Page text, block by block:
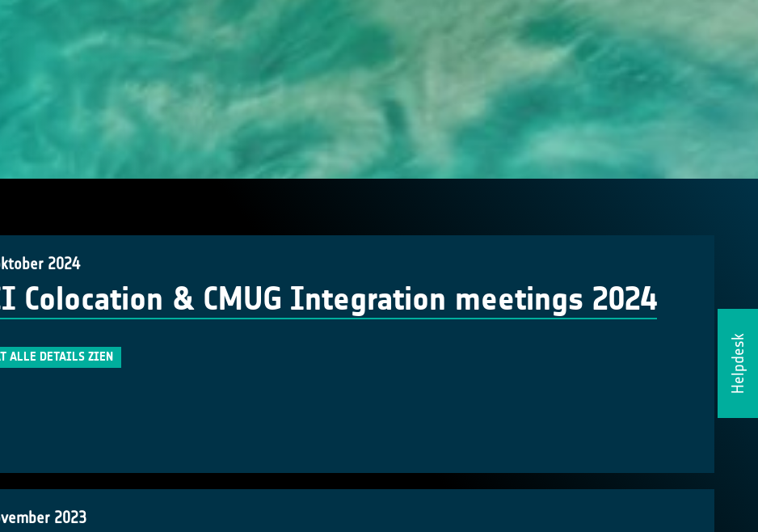
Helpdesk
2024
Colocation & CMUG Integration meetings 2024
ALLE DETAILS ZIEN
2023